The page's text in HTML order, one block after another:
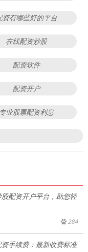
资有哪些好的平台
在线配资炒股
配资软件
配资开户
专业股票配资利息
配资开户平台，助您轻
284
手续费：最新收费标准